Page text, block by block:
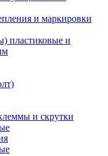
и маркировки
пластиковые и
и скрутки